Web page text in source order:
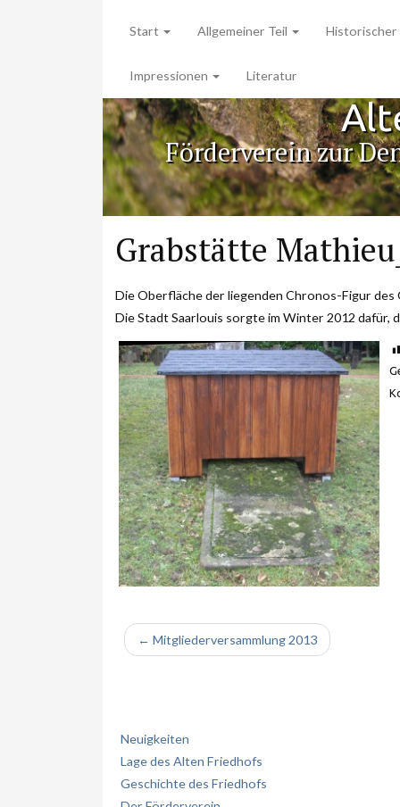
Start Allgemeiner Teil Historischer
Impressionen Literatur
Förderverein zur
Grabstätte
Die Oberfläche der liegenden Chronos-Figur
Die Stadt Saarlouis sorgte im Winter 2012 dafür,
← Mitgliederversammlung 2013
Neuigkeiten
Lage des Alten Friedhofs
Geschichte des Friedhofs